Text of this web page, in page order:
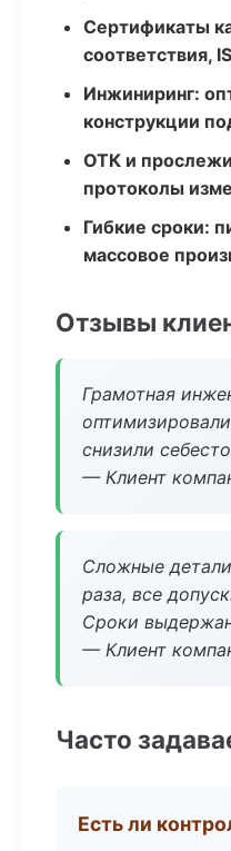
Сертификаты
соответствия,
Инжиниринг:
конструкции
ОТК и
протоколы
Гибкие сроки:
массовое
Отзывы
Грамотная
снизили
— Клиент
Сложные
раза, все
Сроки
— Клиент
Часто
Есть ли